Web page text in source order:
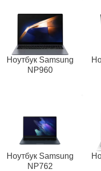
Ноутбук Samsung
NP960
Ноутбук Samsung
NP762